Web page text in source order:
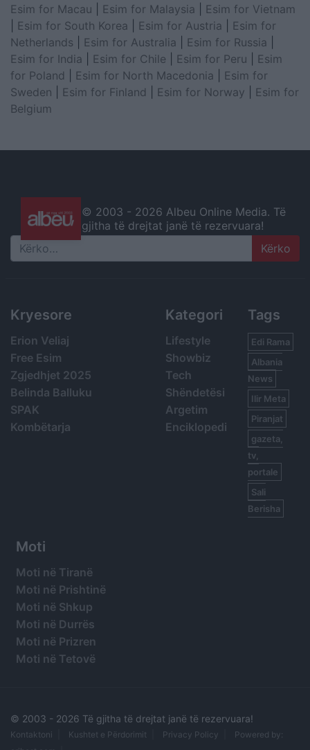
Esim for Macau
Esim for Malaysia
Esim for Vietnam
Esim for South Korea Esim for Austria
Esim for
Netherlands
Esim for Australia Esim for Russia
Esim for India
Esim for Chile Esim for Peru
Esim
for Poland
Esim for North Macedonia
Esim for
Sweden
Esim for Finland Esim for Norway
Esim for
Belgium
© 2003 - 2026 Albeu Online Media. Të
gjitha të drejtat janë të rezervuara!
Search
Kryesore
Erion Veliaj
Free Esim
Zgjedhjet 2025
Belinda Balluku
SPAK
Kombëtarja
Kategori
Lifestyle
Showbiz
Tech
Shëndetësi
Argetim
Enciklopedi
Tags
Edi Rama
Albania
News
Ilir Meta
Piranjat
gazeta,
tv,
portale
Sali
Berisha
Moti
Moti në Tiranë
Moti në Prishtinë
Moti në Shkup
Moti në Durrës
Moti në Prizren
Moti në Tetovë
© 2003 - 2026 Të gjitha të drejtat janë të rezervuara!
Kontaktoni Kushtet e Përdorimit Privacy Policy
Powered by: